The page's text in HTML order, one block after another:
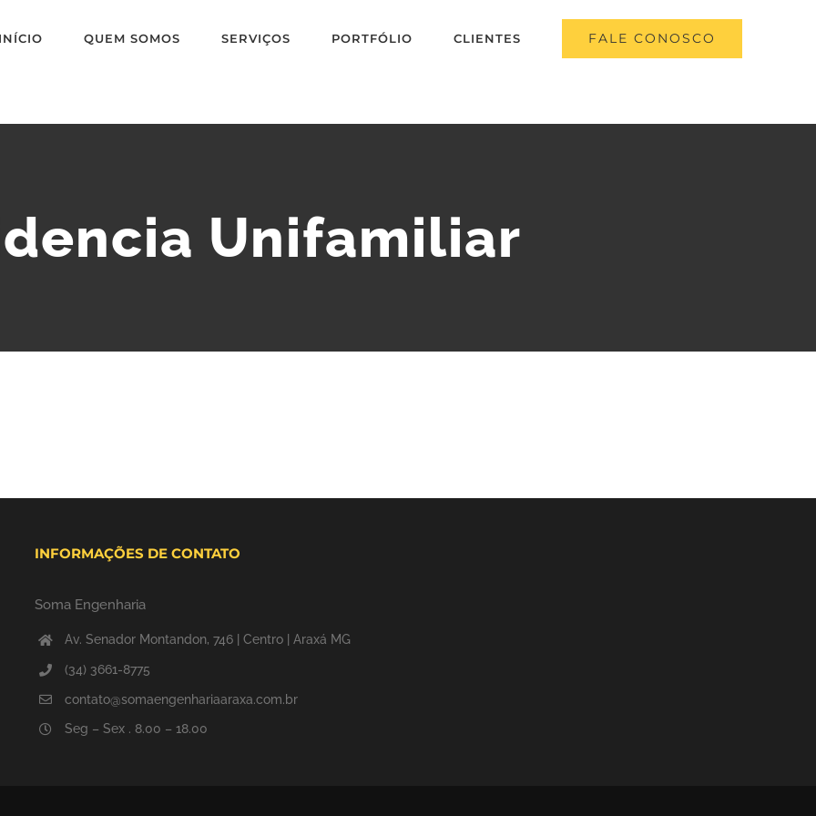
INÍCIO QUEM SOMOS SERVIÇOS PORTFÓLIO CLIENTES FALE CONOSCO
Unifamiliar
INFORMAÇÕES DE CONTATO
Soma Engenharia
Av. Senador Montandon, 746 | Centro | Araxá MG
(34) 3661-8775
contato@somaengenhariaaraxa.com.br
Seg – Sex . 8.00 – 18.00